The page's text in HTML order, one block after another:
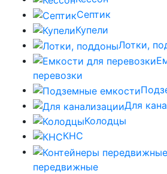
Септик
Купели
Лотки,
перевозки
Для
Колодцы
КНС
передвижные